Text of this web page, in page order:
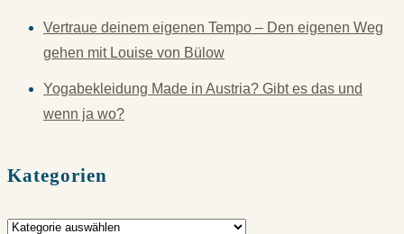
Vertraue deinem eigenen Tempo – Den eigenen Weg
gehen mit Louise von Bülow
Yogabekleidung Made in Austria? Gibt es das und
wenn ja wo?
Kategorien
Kategorien